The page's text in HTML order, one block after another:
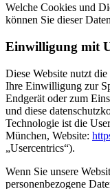
Welche Cookies und
können Sie dieser
Einwilligung mit
Diese Website nutzt
Ihre Einwilligung zur
Endgerät oder zum
und diese
Technologie ist die
München, Website:
„Usercentrics“).
Wenn Sie unsere
personenbezogene